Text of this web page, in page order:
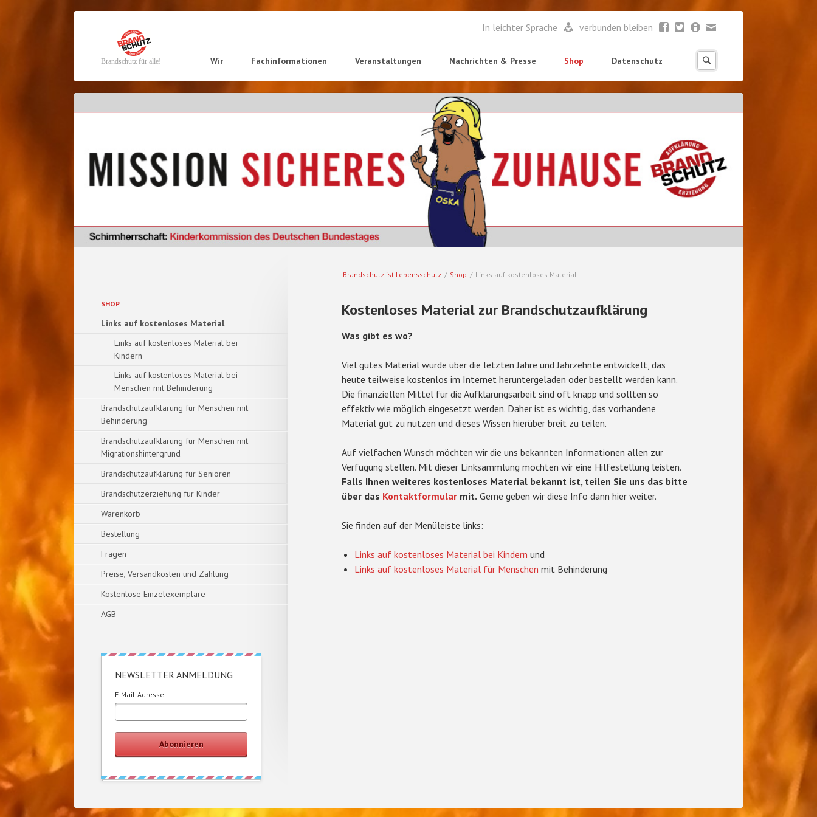
Brandschutz für alle!
Navigation
Wir Fachinformationen Veranstaltungen Nachrichten & Presse Shop Datenschutz
Navigation
überspringen
In leichter Sprache verbunden bleiben
Brandschutz ist Lebensschutz / Shop / Links auf kostenloses Material
Kostenloses Material zur Brandschutzaufklärung
Was gibt es wo?
Viel gutes Material wurde über die letzten Jahre und Jahrzehnte entwickelt, das
heute teilweise kostenlos im Internet heruntergeladen oder bestellt werden kann.
Die finanziellen Mittel für die Aufklärungsarbeit sind oft knapp und sollten so
effektiv wie möglich eingesetzt werden. Daher ist es wichtig, das vorhandene
Material gut zu nutzen und dieses Wissen hierüber breit zu teilen.
Auf vielfachen Wunsch möchten wir die uns bekannten Informationen allen zur
Verfügung stellen. Mit dieser Linksammlung möchten wir eine Hilfestellung leisten.
Falls Ihnen weiteres kostenloses Material bekannt ist, teilen Sie uns das bitte
über das Kontaktformular mit. Gerne geben wir diese Info dann hier weiter.
Sie finden auf der Menüleiste links:
Links auf kostenloses Material bei Kindern und
Links auf kostenloses Material für Menschen mit Behinderung
Navigation
SHOP
Links auf kostenloses Material
Links auf kostenloses Material bei
Kindern
Links auf kostenloses Material bei
Menschen mit Behinderung
Brandschutzaufklärung für Menschen mit
Behinderung
Brandschutzaufklärung für Menschen mit
Migrationshintergrund
Brandschutzaufklärung für Senioren
Brandschutzerziehung für Kinder
Warenkorb
Bestellung
Fragen
Preise, Versandkosten und Zahlung
Kostenlose Einzelexemplare
AGB
NEWSLETTER ANMELDUNG
E-Mail-Adresse
Abonnieren